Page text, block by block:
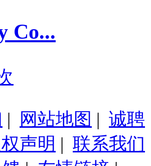
Co...
| 网站地图 | 诚聘
声明 | 联系我们